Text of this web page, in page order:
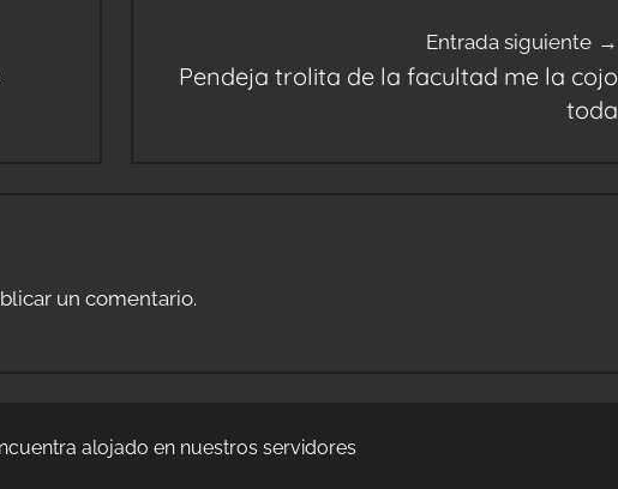
Entrada siguiente
Pendeja trolita de la facultad me la cojo
toda
un comentario.
alojado en nuestros servidores